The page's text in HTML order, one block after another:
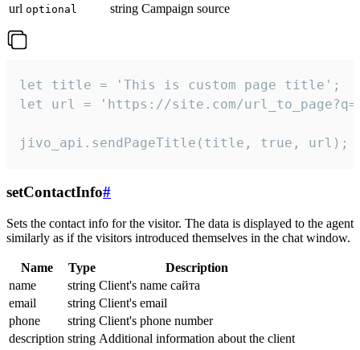
url optional string Campaign source
let title = 'This is custom page title';
let url = 'https://site.com/
jivo_api.sendPageTitle(title, true, url);
setContactInfo#
Sets the contact info for the visitor. The data is displayed to the agent
similarly as if the visitors introduced themselves in the chat window.
Name Type
Description
name
string Client's name сайта
email
string Client's email
phone
string Client's phone number
description string Additional information about the client